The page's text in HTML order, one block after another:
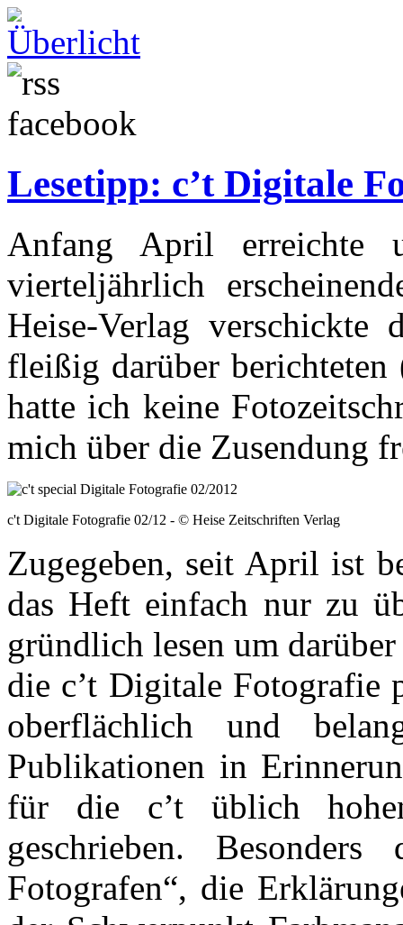
Lesetipp: c’t Digitale
Anfang April
vierteljährlich
Heise-Verlag
fleißig darüber
hatte ich keine
mich über die Zusendung
c't Digitale Fotografie 02/12 - © Heise Zeitschriften Verlag
Zugegeben, seit April ist
das Heft einfach nur zu
gründlich lesen um
die c’t Digitale Fotografie
oberflächlich und
Publikationen in
für die c’t üblich
geschrieben.
Fotografen“, die